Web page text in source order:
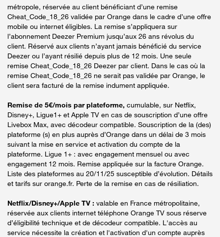
métropole, réservée au client bénéficiant d’une remise
Cheat_Code_18_26 validée par Orange dans le cadre d’une offre
mobile ou internet éligibles. La remise s’appliquera sur
l’abonnement Deezer Premium jusqu’aux 26 ans révolus du
client. Réservé aux clients n’ayant jamais bénéficié du service
Deezer ou l’ayant résilié depuis plus de 12 mois. Une seule
remise Cheat_Code_18_26 Deezer par client. Dans le cas où la
remise Cheat_Code_18_26 ne serait pas validée par Orange, le
client sera facturé de la remise indument appliquée.
Remise de 5€/mois par plateforme, cumulable, sur Netflix,
Disney+, Ligue1+ et Apple TV en cas de souscription d’une offre
Livebox Max, avec décodeur compatible. Souscription de la (des)
plateforme (s) en plus auprès d’Orange dans un délai de 3 mois
suivant la mise en service et activation du compte de la
plateforme. Ligue 1+ : avec engagement mensuel ou avec
engagement 12 mois. Remise appliquée sur la facture Orange.
Liste des plateformes au 20/11/25 susceptible d’évolution. Détails
et tarifs sur orange.fr. Perte de la remise en cas de résiliation.
Netflix/Disney+/Apple TV : valable en France métropolitaine,
réservée aux clients internet téléphone Orange TV sous réserve
d’éligibilité technique et de décodeur compatible. L'accès au
service nécessite la création et l'activation d'un compte auprès